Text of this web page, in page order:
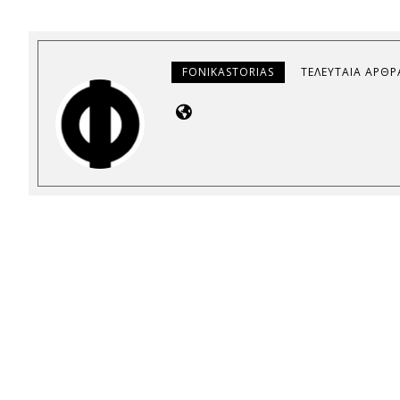
FONIKASTORIAS ΤΕΛΕΥΤΑΊΑ